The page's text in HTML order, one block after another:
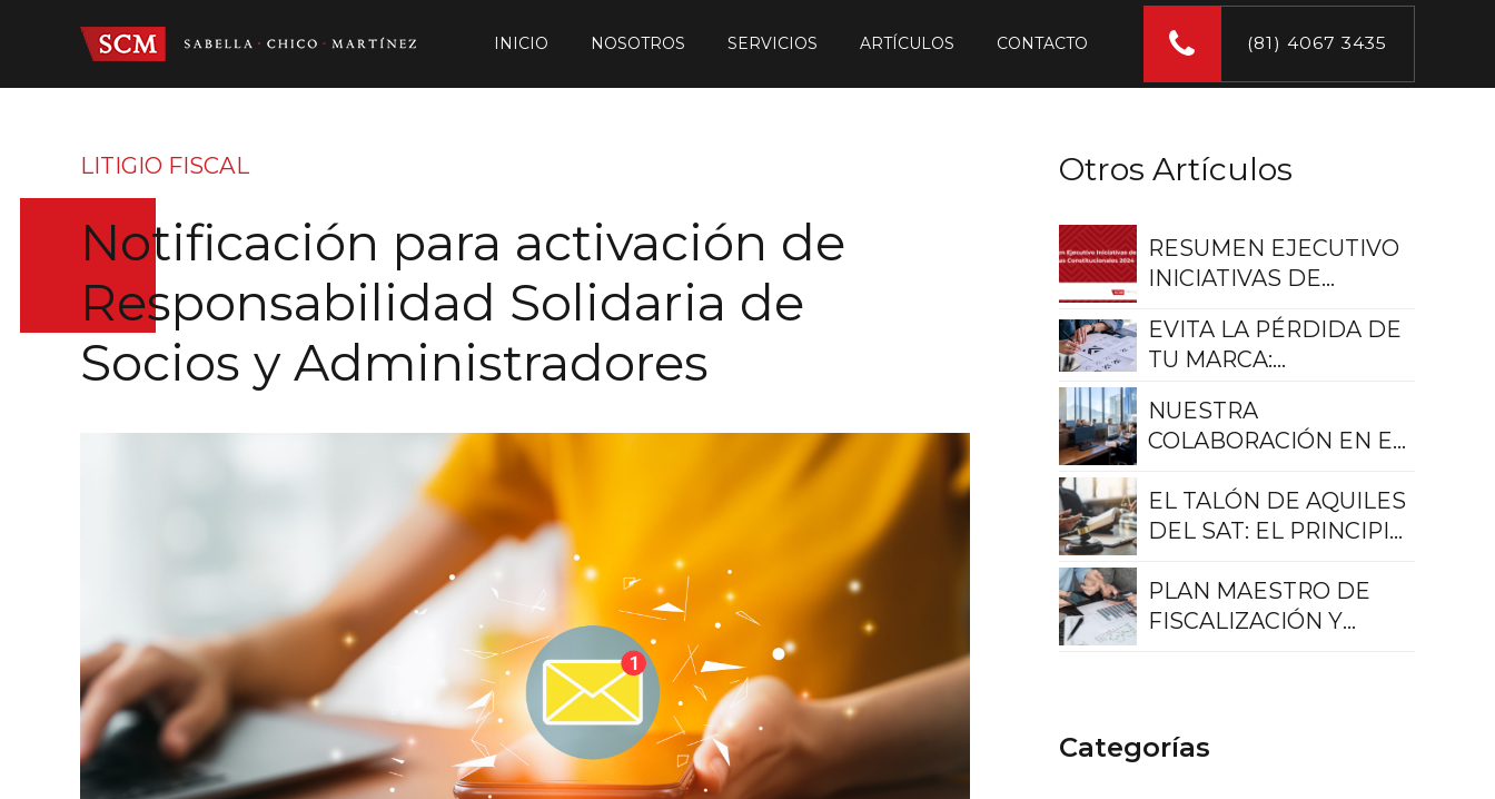
(81) 4067 3435
INICIO NOSOTROS SERVICIOS ARTÍCULOS CONTACTO
LITIGIO FISCAL
Notificación para activación de
Responsabilidad Solidaria de
Socios y Administradores
Otros Artículos
RESUMEN EJECUTIVO
INICIATIVAS DE
CONSTITUCIONALES
2024
EVITA LA PÉRDIDA DE
TU MARCA:
REAL Y EFECTIVO
NUESTRA
COLABORACIÓN EN EL
ORIENTACIÓN FISCAL
EL TALÓN DE AQUILES
DEL SAT: EL PRINCIPIO
PLAN MAESTRO DE
FISCALIZACIÓN Y
Categorías